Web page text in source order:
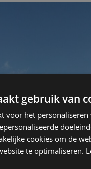
gebruik van
voor het
cookies om de
te optimaliseren.